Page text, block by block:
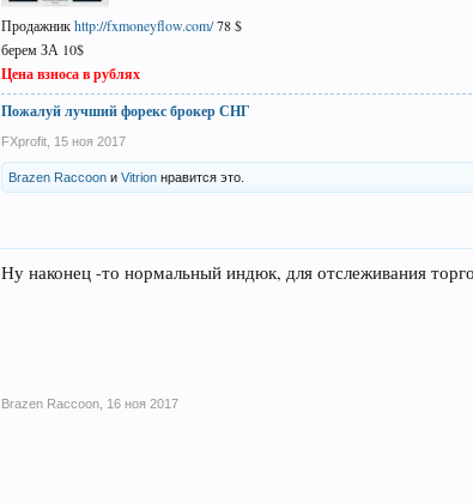
Продажникhttp://fxmoneyflow.com/78 $
берем ЗА 10$
Цена взноса в рублях
Пожалуй лучший форекс брокер СНГ
FXprofit 15 ноя 2017
Brazen Raccoon иVitrion нравится это.
Ну наконец -то нормальный индюк, для отслеживания
Brazen Raccoon 16 ноя 2017